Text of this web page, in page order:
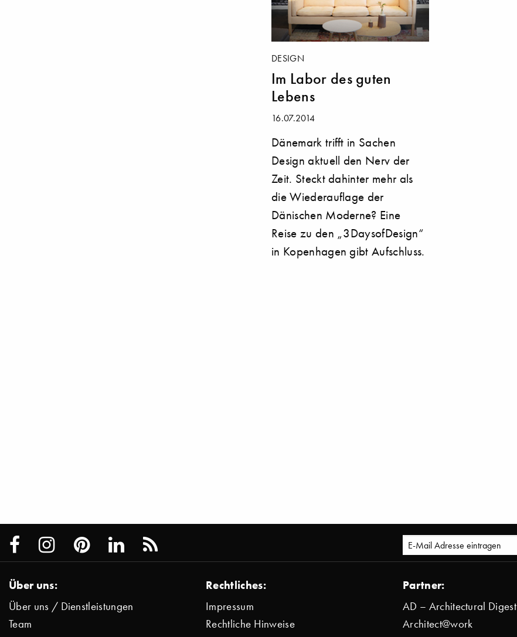
DESIGN
Im Labor des guten
Lebens
16.07.2014
Dänemark trifft in Sachen
Design aktuell den Nerv der
Zeit. Steckt dahinter mehr als
die Wiederauflage der
Dänischen Moderne? Eine
Reise zu den „3DaysofDesign“
in Kopenhagen gibt Aufschluss.
Über uns:
Über uns / Dienstleistungen
Team
Rechtliches:
Impressum
Rechtliche Hinweise
Partner:
AD – Architectural Digest
Architect@work